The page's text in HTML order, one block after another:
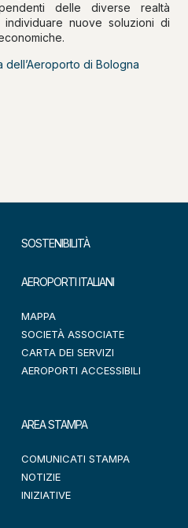
delle diverse realtà
nuove soluzioni di
dell’Aeroporto di Bologna
SOSTENIBILITÀ
AEROPORTI ITALIANI
MAPPA
SOCIETÀ ASSOCIATE
CARTA DEI SERVIZI
AEROPORTI ACCESSIBILI
AREA STAMPA
COMUNICATI STAMPA
NOTIZIE
INIZIATIVE